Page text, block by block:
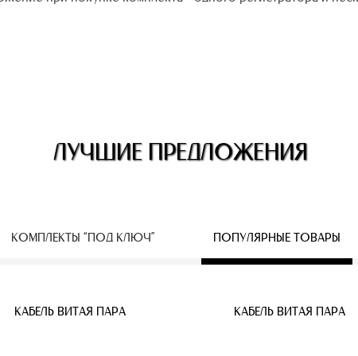
ЛУЧШИЕ ПРЕДЛОЖЕНИЯ
КОМПЛЕКТЫ “ПОД КЛЮЧ” ПОПУЛЯРНЫЕ ТОВАРЫ
БЕСПРОВОДНЫЕ IP КАМЕРЫ КАБЕЛЬ ВИТАЯ ПАРА
КАБЕЛЬ ВИТАЯ ПАРА КАБЕЛЬ ВИТАЯ ПАРА
КАБЕЛЬ ВИТАЯ ПАРА КАБЕЛЬ ВИТАЯ ПАРА